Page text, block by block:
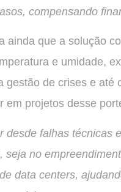
compensando
ainda que a solução
e umidade,
gestão de crises e até
em projetos desse
desde falhas técnicas
seja no
data centers,